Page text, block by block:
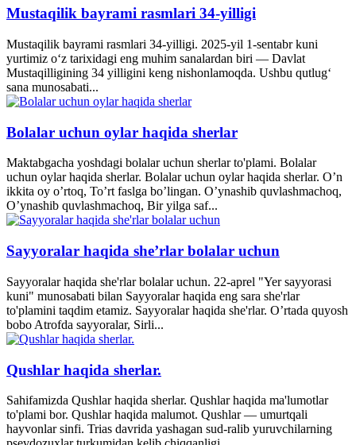
Mustaqilik bayrami rasmlari 34-yilligi
Mustaqilik bayrami rasmlari 34-yilligi. 2025-yil 1-sentabr kuni
yurtimiz o‘z tarixidagi eng muhim sanalardan biri — Davlat
Mustaqilligining 34 yilligini keng nishonlamoqda. Ushbu qutlug‘
sana munosabati...
Bolalar uchun oylar haqida sherlar
Maktabgacha yoshdagi bolalar uchun sherlar to'plami. Bolalar
uchun oylar haqida sherlar. Bolalar uchun oylar haqida sherlar. O’n
ikkita oy o’rtoq, To’rt faslga bo’lingan. O’ynashib quvlashmachoq,
O’ynashib quvlashmachoq, Bir yilga saf...
Sayyoralar haqida she’rlar bolalar uchun
Sayyoralar haqida she'rlar bolalar uchun. 22-aprel "Yer sayyorasi
kuni" munosabati bilan Sayyoralar haqida eng sara she'rlar
to'plamini taqdim etamiz. Sayyoralar haqida she'rlar. O’rtada quyosh
bobo Atrofda sayyoralar, Sirli...
Qushlar haqida sherlar.
Sahifamizda Qushlar haqida sherlar. Qushlar haqida ma'lumotlar
to'plami bor. Qushlar haqida malumot. Qushlar — umurtqali
hayvonlar sinfi. Trias davrida yashagan sud-ralib yuruvchilarning